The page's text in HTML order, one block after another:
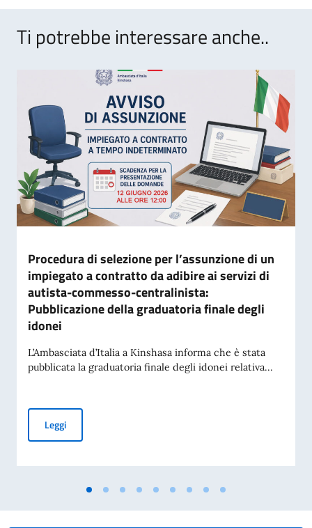
Ti potrebbe interessare anche..
Procedura di selezione per l’assunzione di un
impiegato a contratto da adibire ai servizi di
autista-commesso-centralinista:
Pubblicazione della graduatoria finale degli
idonei
L’Ambasciata d’Italia a Kinshasa informa che è stata
pubblicata la graduatoria finale degli idonei relativa...
LeggiProcedura di selezione per l’assunzione di un impiegato